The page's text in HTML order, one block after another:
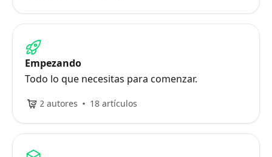
Empezando
Todo lo que necesitas para comenzar.
2 autores 18 artículos